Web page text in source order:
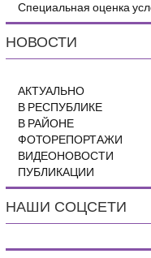
Специальная оценка
НОВОСТИ
АКТУАЛЬНО
В РЕСПУБЛИКЕ
В РАЙОНЕ
ФОТОРЕПОРТАЖИ
ВИДЕОНОВОСТИ
ПУБЛИКАЦИИ
НАШИ СОЦСЕТИ